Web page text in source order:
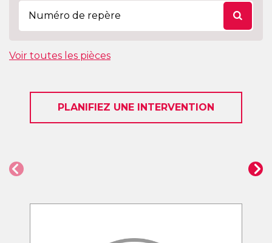
Voir toutes les pièces
PLANIFIEZ UNE INTERVENTION